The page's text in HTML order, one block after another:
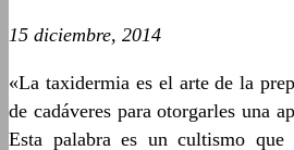
15 diciembre, 2014
«La taxidermia es el arte de la
de cadáveres para otorgarles una
Esta palabra es un cultismo